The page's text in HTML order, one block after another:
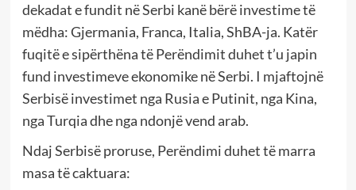
dekadat e fundit në Serbi kanë bërë investime të
mëdha: Gjermania, Franca, Italia, ShBA-ja. Katër
fuqitë e sipërthëna të Perëndimit duhet t’u japin
fund investimeve ekonomike në Serbi. I mjaftojnë
Serbisë investimet nga Rusia e Putinit, nga Kina,
nga Turqia dhe nga ndonjë vend arab.
Ndaj Serbisë proruse, Perëndimi duhet të marra
masa të caktuara: